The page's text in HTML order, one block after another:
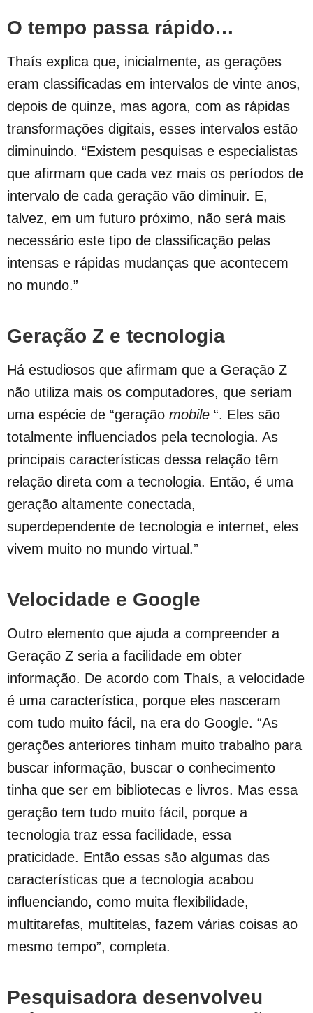
O tempo passa rápido…
Thaís explica que, inicialmente, as gerações
eram classificadas em intervalos de vinte anos,
depois de quinze, mas agora, com as rápidas
transformações digitais, esses intervalos estão
diminuindo. “Existem pesquisas e especialistas
que afirmam que cada vez mais os períodos de
intervalo de cada geração vão diminuir. E,
talvez, em um futuro próximo, não será mais
necessário este tipo de classificação pelas
intensas e rápidas mudanças que acontecem
no mundo.”
Geração Z e tecnologia
Há estudiosos que afirmam que a Geração Z
não utiliza mais os computadores, que seriam
uma espécie de “geração mobile “. Eles são
totalmente influenciados pela tecnologia. As
principais características dessa relação têm
relação direta com a tecnologia. Então, é uma
geração altamente conectada,
superdependente de tecnologia e internet, eles
vivem muito no mundo virtual.”
Velocidade e Google
Outro elemento que ajuda a compreender a
Geração Z seria a facilidade em obter
informação. De acordo com Thaís, a velocidade
é uma característica, porque eles nasceram
com tudo muito fácil, na era do Google. “As
gerações anteriores tinham muito trabalho para
buscar informação, buscar o conhecimento
tinha que ser em bibliotecas e livros. Mas essa
geração tem tudo muito fácil, porque a
tecnologia traz essa facilidade, essa
praticidade. Então essas são algumas das
características que a tecnologia acabou
influenciando, como muita flexibilidade,
multitarefas, multitelas, fazem várias coisas ao
mesmo tempo”, completa.
Pesquisadora desenvolveu